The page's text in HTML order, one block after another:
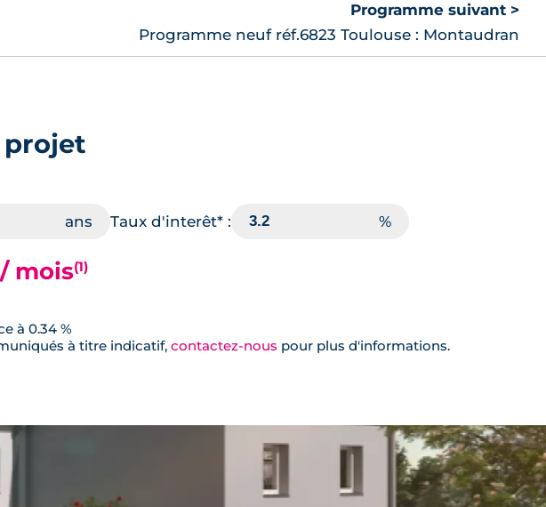
Programme suivant >
Programme neuf réf.6823 Toulouse : Montaudran
projet
Taux d'interêt* :
mois(1)
à 0.34 %
à titre indicatif, contactez-nous pour plus d'informations.